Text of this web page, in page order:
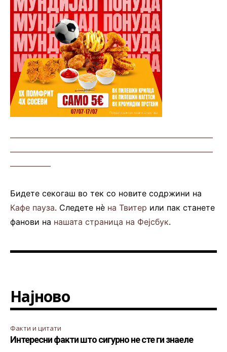
—————————————————————————
—————————————————————————
—————
Бидете секогаш во тек со новите содржини на
Кафе пауза. Следете нè на Твитер или пак станете
фанови на нашата страница на Фејсбук.
Најново
Факти и цитати
Интересни факти што сигурно не сте ги знаеле